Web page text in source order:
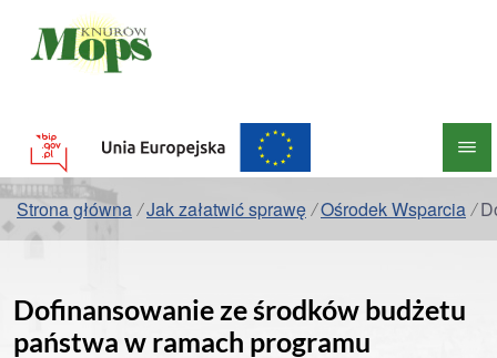
BIP
Strona główna /Jak załatwić sprawę /Ośrodek Wsparcia /
Dofinansowanie ze środków budżetu
państwa w ramach programu